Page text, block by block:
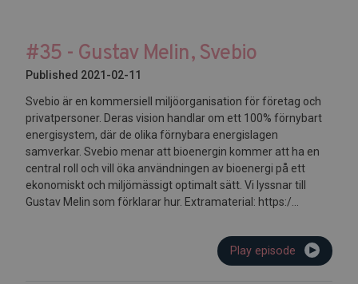
#35 - Gustav Melin, Svebio
Published 2021-02-11
Svebio är en kommersiell miljöorganisation för företag och
privatpersoner. Deras vision handlar om ett 100% förnybart
energisystem, där de olika förnybara energislagen
samverkar. Svebio menar att bioenergin kommer att ha en
central roll och vill öka användningen av bioenergi på ett
ekonomiskt och miljömässigt optimalt sätt. Vi lyssnar till
Gustav Melin som förklarar hur. Extramaterial: https:/...
Play episode